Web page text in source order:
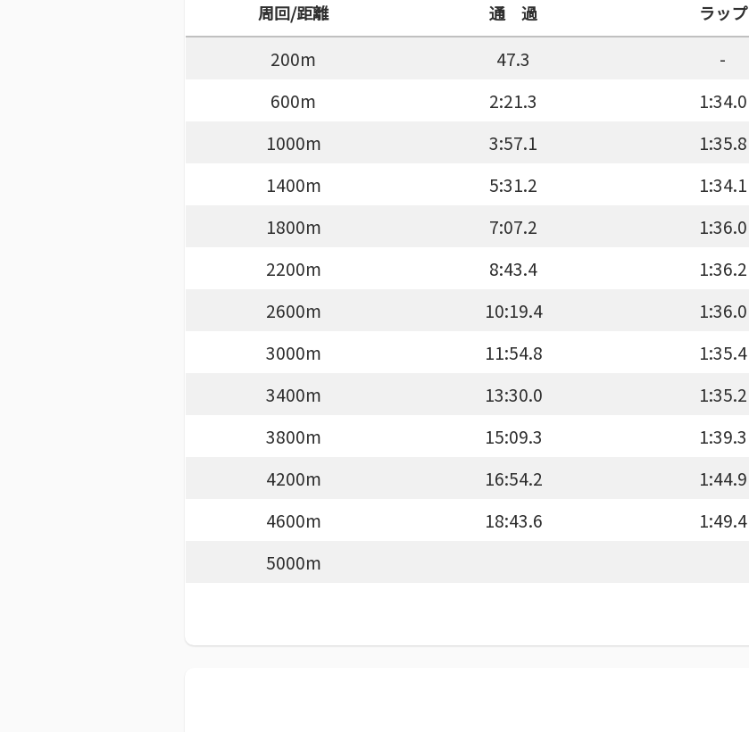
周回/距離 通 過 ラップ
200m 47.3 -
600m
2:21.3 1:34.0
1000m
3:57.1 1:35.8
1400m
5:31.2 1:34.1
1800m
7:07.2 1:36.0
2200m
8:43.4 1:36.2
2600m
10:19.4 1:36.0
3000m
11:54.8 1:35.4
3400m
13:30.0 1:35.2
3800m
15:09.3 1:39.3
4200m
16:54.2 1:44.9
4600m
18:43.6 1:49.4
5000m